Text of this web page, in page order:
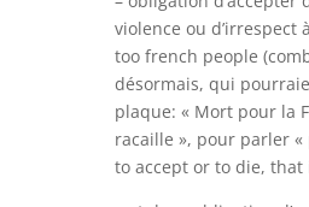
violence ou d’irrespect
too french people
désormais, qui
plaque: « Mort pour la
racaille », pour parler «
to accept or to die,